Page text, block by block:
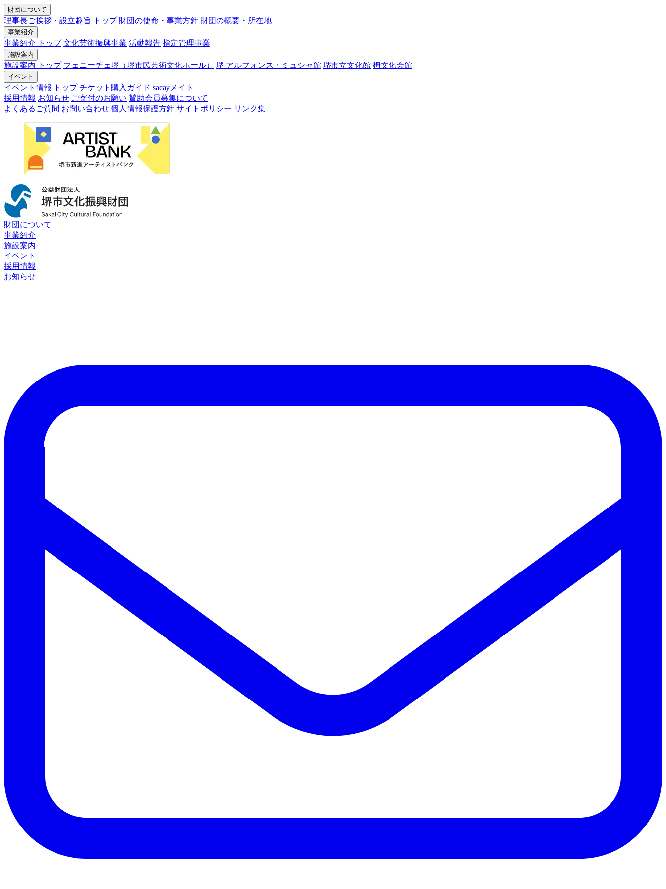
財団について
理事長ご挨拶・設立趣旨 トップ 財団の使命・事業方針 財団の概要・所在地
事業紹介
事業紹介 トップ 文化芸術振興事業 活動報告 指定管理事業
施設案内
施設案内 トップ フェニーチェ堺（堺市民芸術文化ホール） 堺 アルフォンス・ミュシャ館 堺市立文化館 栂文化会館
イベント
イベント情報 トップ チケット購入ガイド sacayメイト
採用情報 お知らせ ご寄付のお願い 賛助会員募集について
よくあるご質問 お問い合わせ 個人情報保護方針 サイトポリシー リンク集
財団について
事業紹介
施設案内
イベント
採用情報
お知らせ